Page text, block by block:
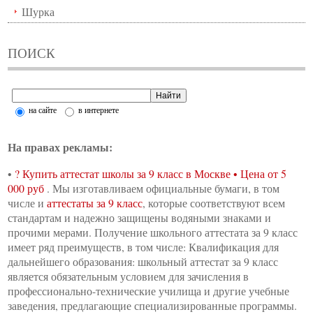
Шурка
ПОИСК
на сайте в интернете
На правах рекламы:
• ? Купить аттестат школы за 9 класс в Москве • Цена от 5
000 руб . Мы изготавливаем официальные бумаги, в том
числе иаттестаты за 9 класс, которые соответствуют всем
стандартам и надежно защищены водяными знаками и
прочими мерами. Получение школьного аттестата за 9 класс
имеет ряд преимуществ, в том числе: Квалификация для
дальнейшего образования: школьный аттестат за 9 класс
является обязательным условием для зачисления в
профессионально-технические училища и другие учебные
заведения, предлагающие специализированные программы.